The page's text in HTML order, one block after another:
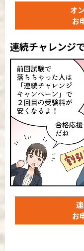
オ
お
連続チャレンジ
お